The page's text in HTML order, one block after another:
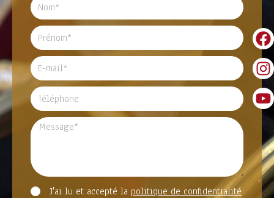
J'ai lu et accepté la politique de confidentialité